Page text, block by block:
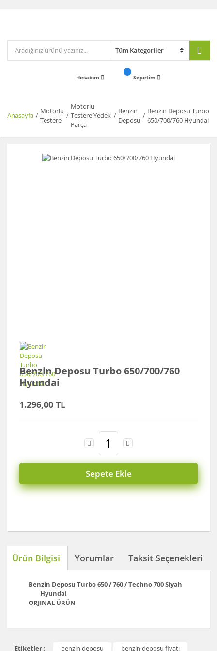
Hesabım Sepetim
Anasayfa
Motorlu
Testere
Motorlu
Testere Yedek
Parça
Benzin
Deposu
Benzin Deposu Turbo
650/700/760 Hyundai
Benzin Deposu Turbo 650/700/760
Hyundai
1.296,00 TL
Sepete Ekle
Ürün Bilgisi Yorumlar Taksit Seçenekleri
Benzin Deposu Turbo 650 / 760 / Techno 700 Siyah
Hyundai
ORJINAL ÜRÜN
Etiketler : benzin deposu
benzin deposu fiyatı